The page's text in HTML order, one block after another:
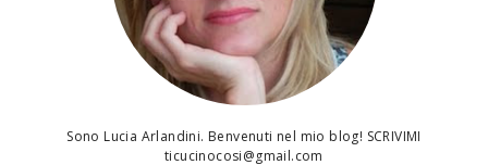
Sono Lucia Arlandini. Benvenuti nel mio blog! SCRIVIMI
ticucinocosi@gmail.com